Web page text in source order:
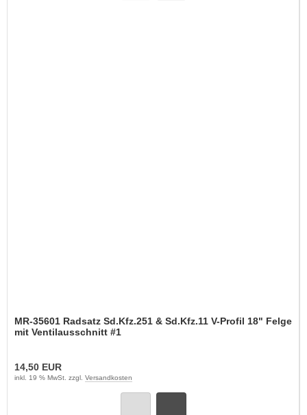
MR-35601 Radsatz Sd.Kfz.251 & Sd.Kfz.11 V-Profil 18" Felge
mit Ventilausschnitt #1
14,50 EUR
inkl. 19 % MwSt. zzgl. Versandkosten